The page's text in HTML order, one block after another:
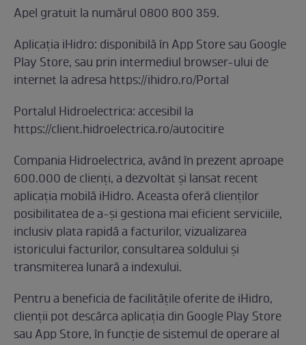
Apel gratuit la numărul 0800 800 359.
Aplicația iHidro: disponibilă în App Store sau Google
Play Store, sau prin intermediul browser-ului de
internet la adresa https://ihidro.ro/Portal
Portalul Hidroelectrica: accesibil la
https://client.hidroelectrica.ro/autocitire
Compania Hidroelectrica, având în prezent aproape
600.000 de clienți, a dezvoltat și lansat recent
aplicația mobilă iHidro. Aceasta oferă clienților
posibilitatea de a-și gestiona mai eficient serviciile,
inclusiv plata rapidă a facturilor, vizualizarea
istoricului facturilor, consultarea soldului și
transmiterea lunară a indexului.
Pentru a beneficia de facilitățile oferite de iHidro,
clienții pot descărca aplicația din Google Play Store
sau App Store, în funcție de sistemul de operare al